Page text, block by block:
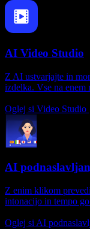
AI Video Studio
Z AI ustvarjajte in
izdelka. Vse na enem
Oglej si Video Studio
AI
Z enim klikom
intonacijo in tempo
Oglej si AI